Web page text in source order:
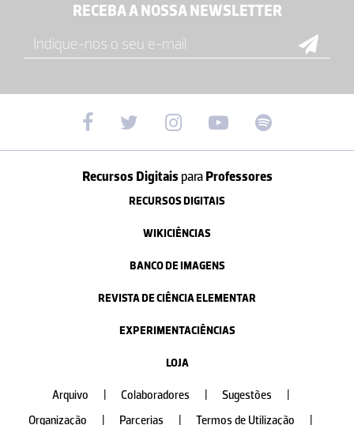
RECEBA A NOSSA NEWSLETTER
Recursos Digitais paraProfessores
RECURSOS DIGITAIS
WIKICIÊNCIAS
BANCO DE IMAGENS
REVISTA DE CIÊNCIA ELEMENTAR
EXPERIMENTACIÊNCIAS
LOJA
Arquivo Colaboradores Sugestões
Organização
Parcerias Termos de Utilização